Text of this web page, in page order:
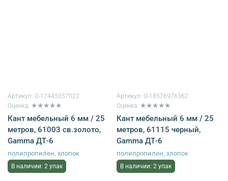
Артикул: G-17445057022
Оценка: ★★★★★
Кант мебельный 6 мм / 25
метров, 61003 св.золото,
Gamma ДТ-6
полипропилен, хлопок
В наличии: 2 упак
Артикул: G-18576976362
Оценка: ★★★★★
Кант мебельный 6 мм / 25
метров, 61115 черный,
Gamma ДТ-6
полипропилен, хлопок
В наличии: 2 упак